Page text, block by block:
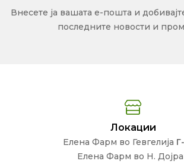
Внесете ја вашата е-пошта и
последните новости и
Локации
Елена Фарм во Гевгелија
Елена Фарм во Н.